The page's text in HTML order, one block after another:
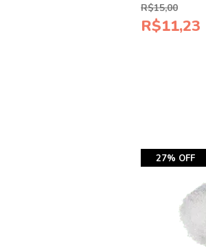
R$15,00
R$11,23
27% OFF